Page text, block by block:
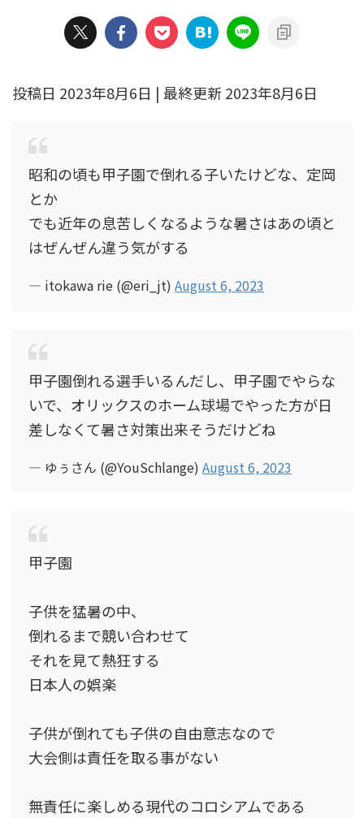
投稿日 2023年8月6日 | 最終更新 2023年8月6日
昭和の頃も甲子園で倒れる子いたけどな、定岡
とか
でも近年の息苦しくなるような暑さはあの頃と
はぜんぜん違う気がする
— itokawa rie (@eri_jt) August 6, 2023
甲子園倒れる選手いるんだし、甲子園でやらな
いで、オリックスのホーム球場でやった方が日
差しなくて暑さ対策出来そうだけどね
— ゆぅさん (@YouSchlange) August 6, 2023
甲子園
子供を猛暑の中、
倒れるまで競い合わせて
それを見て熱狂する
日本人の娯楽
子供が倒れても子供の自由意志なので
大会側は責任を取る事がない
無責任に楽しめる現代のコロシアムである